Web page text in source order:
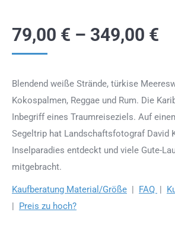
79,00 € – 349,00 €
Blendend weiße Strände, türkise
Kokospalmen, Reggae und Rum. Die
Inbegriff eines Traumreiseziels. Auf
Segeltrip hat Landschaftsfotograf David
Inselparadies entdeckt und viele Gute-
mitgebracht.
Kaufberatung Material/Größe | FAQ |
| Preis zu hoch?